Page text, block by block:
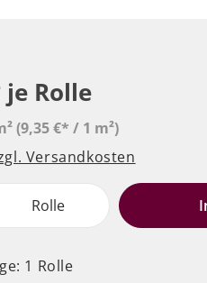
je Rolle
(9,35 €* / 1 m²)
Versandkosten
Rolle
1 Rolle